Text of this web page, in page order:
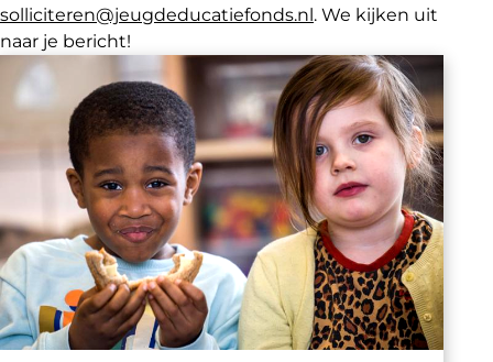
solliciteren@jeugdeducatiefonds.nl. We kijken uit
naar je bericht!